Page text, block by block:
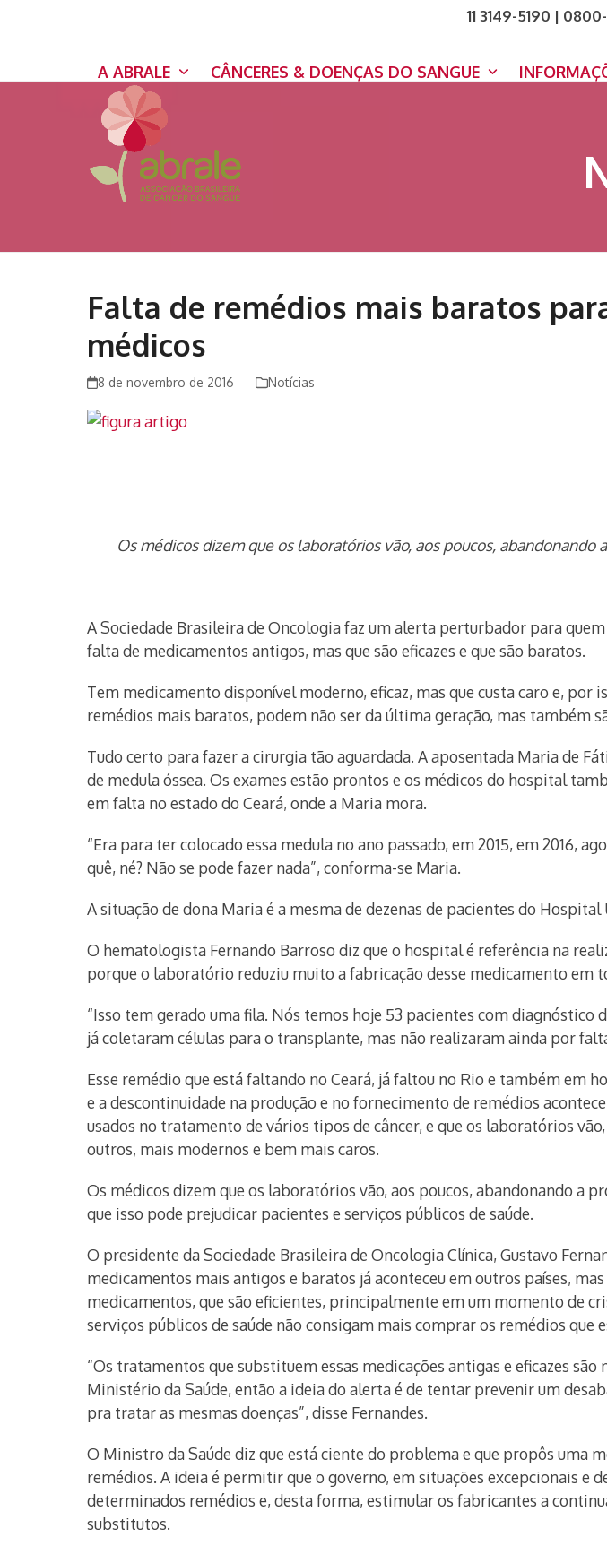
11 3149-5190 |
A ABRALE CÂNCERES & DOENÇAS DO SANGUE
Falta de remédios mais baratos
médicos
8 de novembro de 2016 Notícias
Os médicos dizem que os laboratórios vão, aos poucos,
A Sociedade Brasileira de Oncologia faz um alerta perturbador para
falta de medicamentos antigos, mas que são eficazes e que são baratos.
Tem medicamento disponível moderno, eficaz, mas que custa caro e, por
remédios mais baratos, podem não ser da última geração, mas também
Tudo certo para fazer a cirurgia tão aguardada. A aposentada Maria de
de medula óssea. Os exames estão prontos e os médicos do hospital
em falta no estado do Ceará, onde a Maria mora.
“Era para ter colocado essa medula no ano passado, em 2015, em 2016,
quê, né? Não se pode fazer nada”, conforma-se Maria.
A situação de dona Maria é a mesma de dezenas de pacientes do
O hematologista Fernando Barroso diz que o hospital é referência na
porque o laboratório reduziu muito a fabricação desse medicamento em
“Isso tem gerado uma fila. Nós temos hoje 53 pacientes com
já coletaram células para o transplante, mas não realizaram ainda por
Esse remédio que está faltando no Ceará, já faltou no Rio e também em
e a descontinuidade na produção e no fornecimento de remédios
usados no tratamento de vários tipos de câncer, e que os laboratórios
outros, mais modernos e bem mais caros.
Os médicos dizem que os laboratórios vão, aos poucos, abandonando a
que isso pode prejudicar pacientes e serviços públicos de saúde.
O presidente da Sociedade Brasileira de Oncologia Clínica, Gustavo
medicamentos mais antigos e baratos já aconteceu em outros países,
medicamentos, que são eficientes, principalmente em um momento de
serviços públicos de saúde não consigam mais comprar os remédios que
“Os tratamentos que substituem essas medicações antigas e eficazes
Ministério da Saúde, então a ideia do alerta é de tentar prevenir um
pra tratar as mesmas doenças”, disse Fernandes.
O Ministro da Saúde diz que está ciente do problema e que propôs uma
remédios. A ideia é permitir que o governo, em situações excepcionais
determinados remédios e, desta forma, estimular os fabricantes a
substitutos.